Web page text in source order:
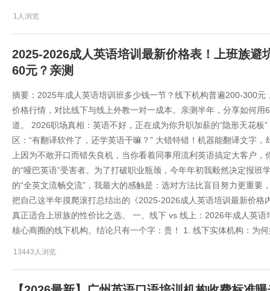
1人浏览
2025-2026成人英语培训最新价格表！上班族避
60元？亲测
摘要：2025年成人英语培训班多少钱一节？线下机构普遍200-300
价格行情，对比线下与线上外教一对一成本。亲测半年，分享如何
道。 2026职场真相：英语不好，正在成为你升职加薪的“隐形天花
区：“有翻译软件了，还学英语干嘛？” 大错特错！机器能翻译文字
上因为不敢开口而错失良机，当你看着同事用流利英语搞定大客户
的“哑巴英语”受害者。为了打破职业瓶颈，今年年初我毅然决定报班
的“全英文流畅交流”，我最大的感触是：选对方法比盲目努力更重
把自己这半年摸爬滚打总结出的《2025-2026成人英语培训最新价
真正适合上班族的性价比之选。 一、线下 vs 线上：2026年成人英
核心商圈的线下机构。结论只有一个字：贵！ 1. 线下实体机构：为
13443人浏览